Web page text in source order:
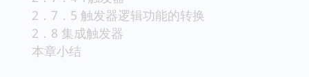
2．7．5 触发器逻辑功能的转换
2．8 集成触发器
本章小结